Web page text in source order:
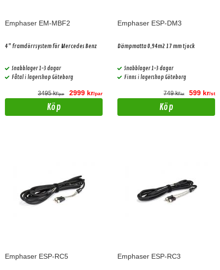
Emphaser EM-MBF2
4" framdörrsystem för Mercedes Benz
Snabblager 1-3 dagar
Fåtal i lagershop Göteborg
3495 kr/par 2999 kr/par
Köp
Emphaser ESP-DM3
Dämpmatta 0,94m2 17 mm tjock
Snabblager 1-3 dagar
Finns i lagershop Göteborg
749 kr/st 599 kr/st
Köp
Emphaser ESP-RC5 Emphaser ESP-RC3